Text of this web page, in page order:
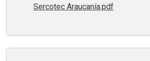
Sercotec Araucanía.pdf